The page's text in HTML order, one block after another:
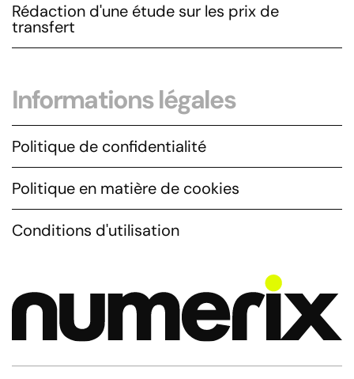
Rédaction d'une étude sur les prix de
transfert
Informations légales
Politique de confidentialité
Politique en matière de cookies
Conditions d'utilisation